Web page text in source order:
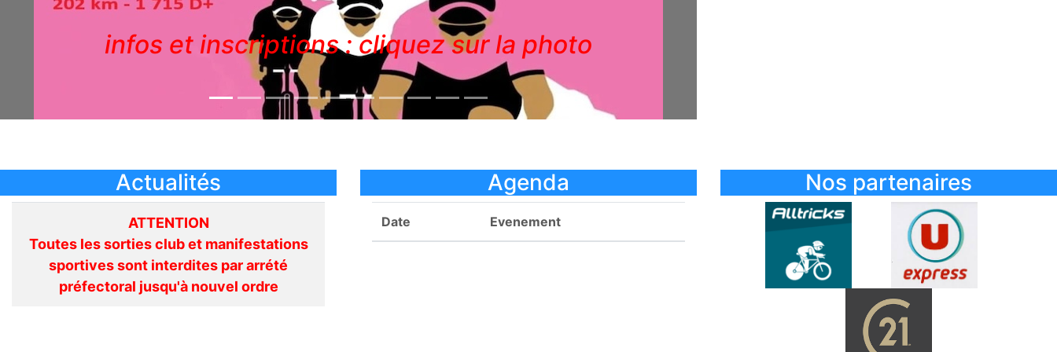
infos et inscriptions : cliquez sur la photo
Actualités Agenda Nos partenaires
ATTENTION
Toutes les sorties club et manifestations
sportives sont interdites par arrété
préfectoral jusqu'à nouvel ordre
Date
Evenement